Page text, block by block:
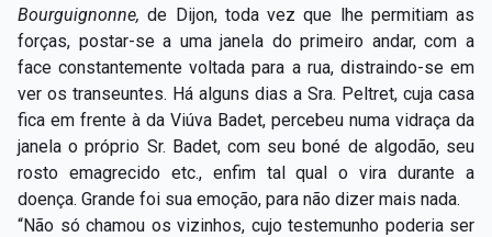
Bourguignonne,de Dijon, toda vez que lhe permitiam as
forças, postar-se a uma janela do primeiro andar, com a
face constantemente voltada para a rua, distraindo-se em
ver os transeuntes. Há alguns dias a Sra. Peltret, cuja casa
fica em frente à da Viúva Badet, percebeu numa vidraça da
janela o próprio Sr. Badet, com seu boné de algodão, seu
rosto emagrecido etc., enfim tal qual o vira durante a
doença. Grande foi sua emoção, para não dizer mais nada.
“Não só chamou os vizinhos, cujo testemunho poderia ser